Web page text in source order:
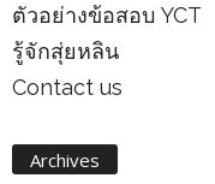
ตัวอย่างข้อสอบ YCT
รู้จักสุ่ยหลิน
Contact us
Archives